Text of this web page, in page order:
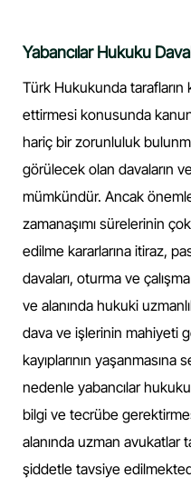
Yabancılar Hukuku
Türk Hukukunda
ettirmesi konusunda
hariç bir zorunluluk
görülecek olan davaların
mümkündür. Ancak
zamanaşımı sürelerinin
edilme kararlarına itiraz,
davaları, oturma ve
ve alanında hukuki
dava ve işlerinin mahiyeti
kayıplarının
nedenle yabancılar
bilgi ve tecrübe
alanında uzman avukatlar
şiddetle tavsiye